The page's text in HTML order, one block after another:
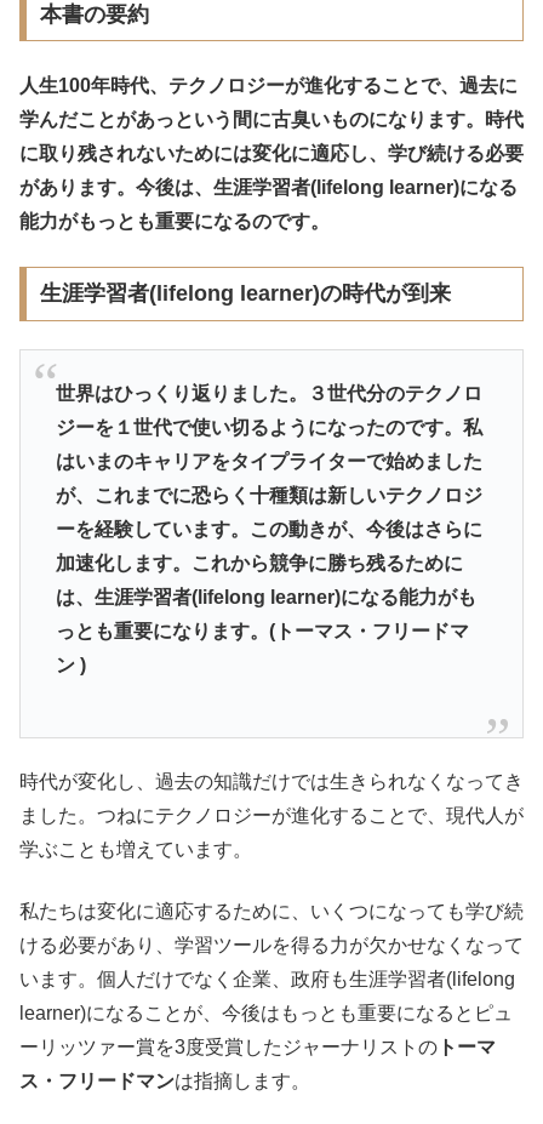
本書の要約
人生100年時代、テクノロジーが進化することで、過去に
学んだことがあっという間に古臭いものになります。時代
に取り残されないためには変化に適応し、学び続ける必要
があります。今後は、生涯学習者(lifelong learner)になる
能力がもっとも重要になるのです。
生涯学習者(lifelong learner)の時代が到来
世界はひっくり返りました。３世代分のテクノロ
ジーを１世代で使い切るようになったのです。私
はいまのキャリアをタイプライターで始めました
が、これまでに恐らく十種類は新しいテクノロジ
ーを経験しています。この動きが、今後はさらに
加速化します。これから競争に勝ち残るために
は、生涯学習者(lifelong learner)になる能力がも
っとも重要になります。(トーマス・フリードマ
ン )
時代が変化し、過去の知識だけでは生きられなくなってき
ました。つねにテクノロジーが進化することで、現代人が
学ぶことも増えています。
私たちは変化に適応するために、いくつになっても学び続
ける必要があり、学習ツールを得る力が欠かせなくなって
います。個人だけでなく企業、政府も生涯学習者(lifelong
learner)になることが、今後はもっとも重要になるとピュ
ーリッツァー賞を3度受賞したジャーナリストの トーマ
ス・フリードマンは指摘します。